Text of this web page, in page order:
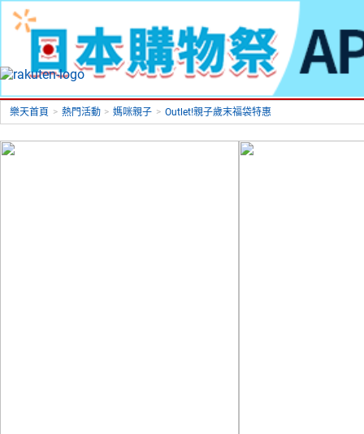
樂天首頁 > 熱門活動 > 媽咪親子 > Outlet!親子歲末福袋特惠